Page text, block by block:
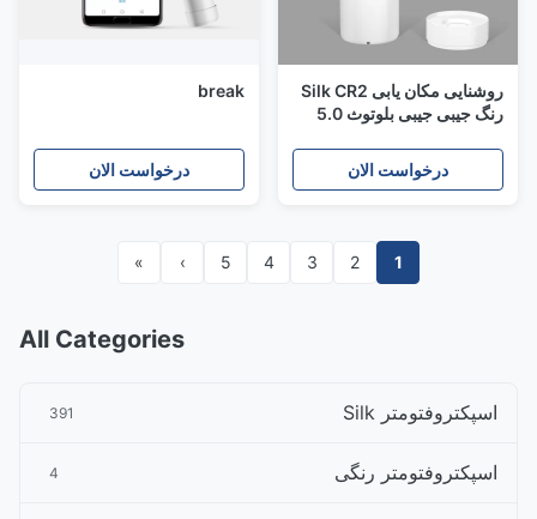
روشنایی مکان یابی Silk CR2
رنگ جیبی جیبی بلوتوث 5.0
درخواست الان
break
درخواست الان
1
2
3
4
5
›
»
All Categories
اسپکتروفتومتر Silk 391
اسپکتروفتومتر رنگی 4